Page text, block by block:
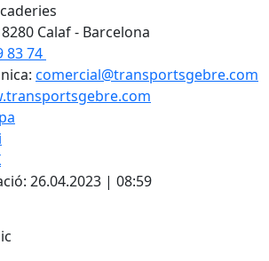
Calaf - Barcelona
83 74
comercial@transportsgebre.com
26.04.2023 | 08:59